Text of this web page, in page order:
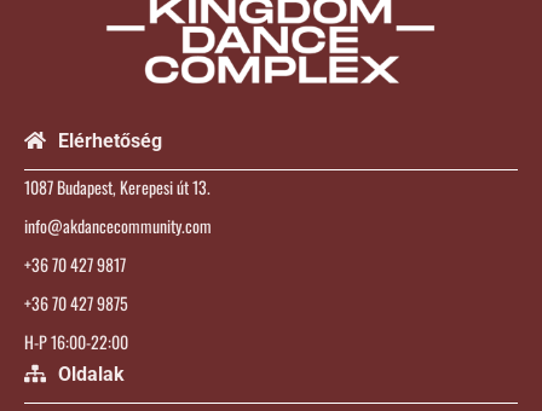
Elérhetőség
1087 Budapest, Kerepesi út 13.
info@akdancecommunity.com
+36 70 427 9817
+36 70 427 9875
H-P 16:00-22:00
Oldalak